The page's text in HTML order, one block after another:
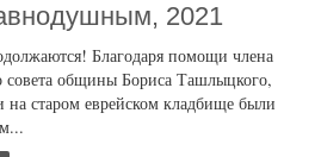
2021
Благодаря помощи члена
совета общины Бориса Ташлыцкого,
на старом еврейском кладбище были